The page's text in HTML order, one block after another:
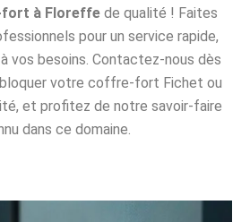
à Floreffede qualité ! Faites
pour un service rapide,
vos besoins. Contactez-nous dès
votre coffre-fort Fichet ou
et profitez de notre savoir-faire
dans ce domaine.